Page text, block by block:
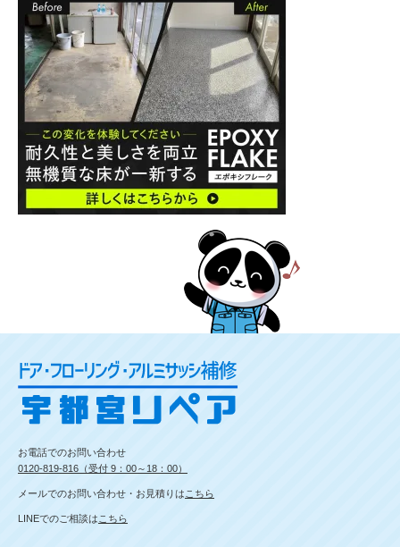
お電話でのお問い合わせ
0120-819-816（受付 9：00～18：00）
メールでのお問い合わせ・お見積りはこちら
LINEでのご相談はこちら